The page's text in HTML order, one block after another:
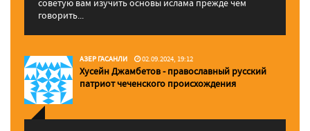
советую вам изучить основы ислама прежде чем
говорить...
АЗЕР ГАСАНЛИ 02.09.2024, 19:12
Хусейн Джамбетов - православный русский
патриот чеченского происхождения